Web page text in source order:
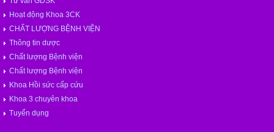
Hoạt động Khoa 3CK
CHẤT LƯỢNG BỆNH VIỆN
Thông tin dược
Chất lượng Bệnh viện
Chất lượng Bệnh viện
Khoa Hồi sức cấp cứu
Khoa 3 chuyên khoa
Tuyển dụng